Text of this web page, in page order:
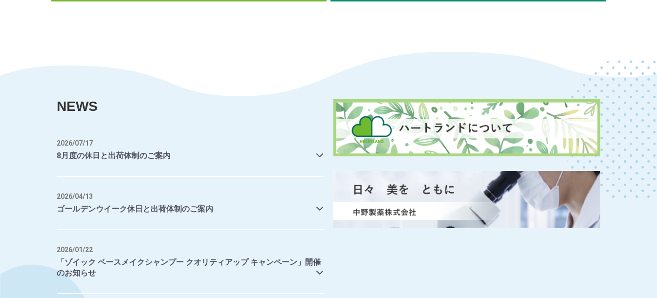
NEWS
2026/07/17
8月度の休日と出荷体制のご案内
2026/04/13
ゴールデンウイーク休日と出荷体制のご案内
2026/01/22
「ゾイック ベースメイクシャンプー クオリティアップ キャンペーン」開催
のお知らせ